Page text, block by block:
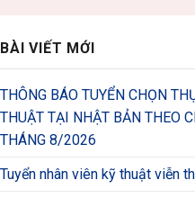
BÀI VIẾT MỚI
THÔNG BÁO TUYỂN CHỌN
THUẬT TẠI NHẬT BẢN THEO
THÁNG 8/2026
Tuyển nhân viên kỹ thuật viễn